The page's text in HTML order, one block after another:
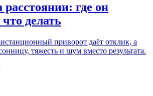
где он
делать
приворот даёт отклик, а
тяжесть и шум вместо результата.